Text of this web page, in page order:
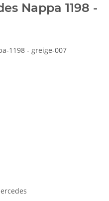
Nappa 1198 -
1198 - greige-007